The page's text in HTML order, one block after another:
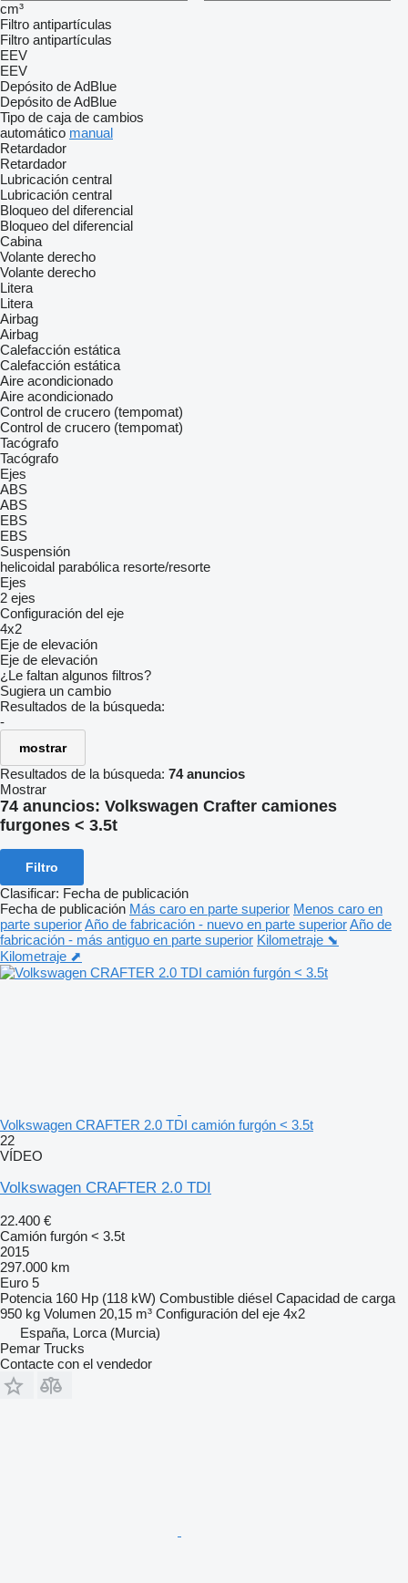
cm³
Filtro antipartículas
Filtro antipartículas
EEV
EEV
Depósito de AdBlue
Depósito de AdBlue
Tipo de caja de cambios
automático manual
Retardador
Retardador
Lubricación central
Lubricación central
Bloqueo del diferencial
Bloqueo del diferencial
Cabina
Volante derecho
Volante derecho
Litera
Litera
Airbag
Airbag
Calefacción estática
Calefacción estática
Aire acondicionado
Aire acondicionado
Control de crucero (tempomat)
Control de crucero (tempomat)
Tacógrafo
Tacógrafo
Ejes
ABS
ABS
EBS
EBS
Suspensión
helicoidal parabólica resorte/resorte
Ejes
2 ejes
Configuración del eje
4x2
Eje de elevación
Eje de elevación
¿Le faltan algunos filtros?
Sugiera un cambio
Resultados de la búsqueda:
-
mostrar
Resultados de la búsqueda: 74 anuncios
Mostrar
74 anuncios: Volkswagen Crafter camiones
furgones < 3.5t
Filtro
Clasificar: Fecha de publicación
Fecha de publicación Más caro en parte superior Menos caro en
parte superiorAño de fabricación - nuevo en parte superiorAño de
fabricación - más antiguo en parte superior Kilometraje ⬊
Kilometraje ⬈
Volkswagen CRAFTER 2.0 TDI camión furgón < 3.5t
22
VÍDEO
Volkswagen CRAFTER 2.0 TDI
22.400 €
Camión furgón < 3.5t
2015
297.000 km
Euro 5
Potencia 160 Hp (118 kW) Combustible diésel Capacidad de carga
950 kg Volumen 20,15 m³ Configuración del eje 4x2
España, Lorca (Murcia)
Pemar Trucks
Contacte con el vendedor